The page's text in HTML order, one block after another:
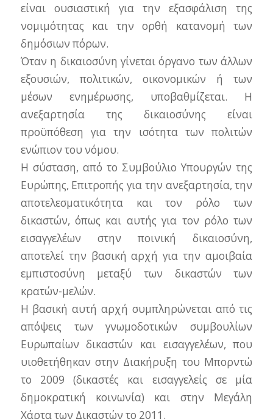
είναι ουσιαστική για την εξασφάλιση της
νομιμότητας και την ορθή κατανομή των
δημόσιων πόρων.
Όταν η δικαιοσύνη γίνεται όργανο των άλλων
εξουσιών, πολιτικών, οικονομικών ή των
μέσων ενημέρωσης, υποβαθμίζεται. Η
ανεξαρτησία της δικαιοσύνης είναι
προϋπόθεση για την ισότητα των πολιτών
ενώπιον του νόμου.
Η σύσταση, από το Συμβούλιο Υπουργών της
Ευρώπης, Επιτροπής για την ανεξαρτησία, την
αποτελεσματικότητα και τον ρόλο των
δικαστών, όπως και αυτής για τον ρόλο των
εισαγγελέων στην ποινική δικαιοσύνη,
αποτελεί την βασική αρχή για την αμοιβαία
εμπιστοσύνη μεταξύ των δικαστών των
κρατών-μελών.
Η βασική αυτή αρχή συμπληρώνεται από τις
απόψεις των γνωμοδοτικών συμβουλίων
Ευρωπαίων δικαστών και εισαγγελέων, που
υιοθετήθηκαν στην Διακήρυξη του Μπορντώ
το 2009 (δικαστές και εισαγγελείς σε μία
δημοκρατική κοινωνία) και στην Μεγάλη
Χάρτα των Δικαστών το 2011.